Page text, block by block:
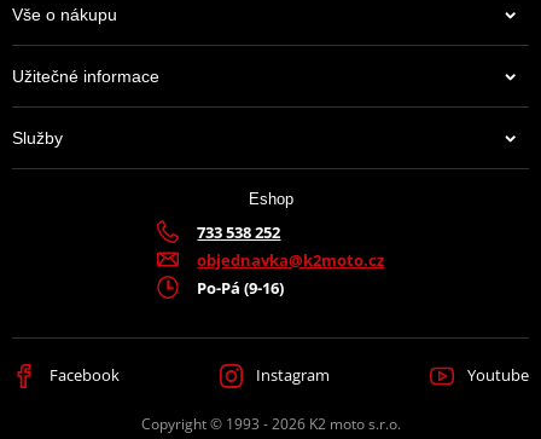
Vše o nákupu
Užitečné informace
Služby
Eshop
733 538 252
objednavka@k2moto.cz
Po-Pá (9-16)
Facebook Instagram Youtube
Copyright © 1993 - 2026 K2 moto s.r.o.